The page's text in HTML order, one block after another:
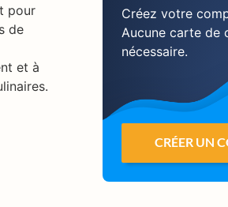
pour
de
et à
Créez votre
Aucune carte de
nécessaire.
CRÉER UN